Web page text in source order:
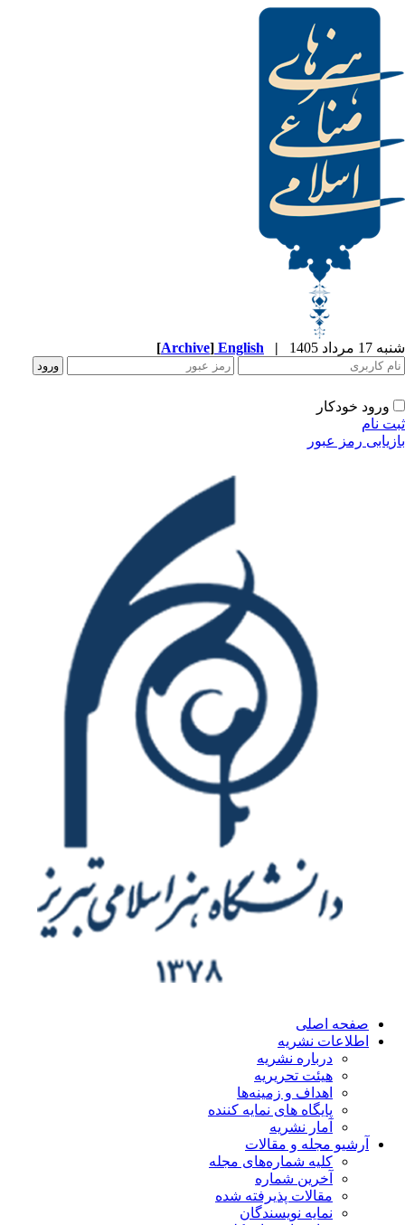
|
English
[ Archive
عبور
اصلی
نشریه
درباره نشریه
هیئت تحریریه
اهداف و زمینه‌ها
پایگاه های نمایه کننده
آمار نشریه
مجله و مقالات
کلیه شماره‌های مجله
آخرین شماره
مقالات پذیرفته شده
نمایه نویسندگان